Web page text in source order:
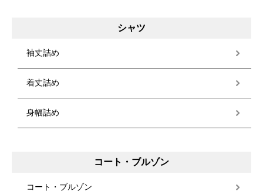
シャツ
袖丈詰め
着丈詰め
身幅詰め
コート・ブルゾン
コート・ブルゾン